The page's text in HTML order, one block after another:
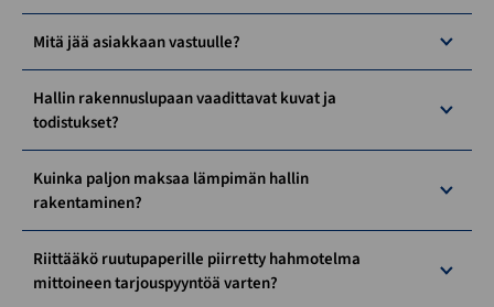
Mitä jää asiakkaan vastuulle?
Hallin rakennuslupaan vaadittavat kuvat ja
todistukset?
Kuinka paljon maksaa lämpimän hallin
rakentaminen?
Riittääkö ruutupaperille piirretty hahmotelma
mittoineen tarjouspyyntöä varten?